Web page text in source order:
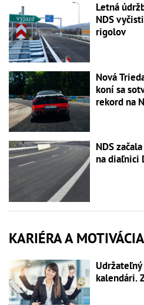
Letná
NDS
rigolov
Nová
koní sa
rekord na
NDS
na diaľnici
KARIÉRA A MOTIVÁCIA
kalendári.